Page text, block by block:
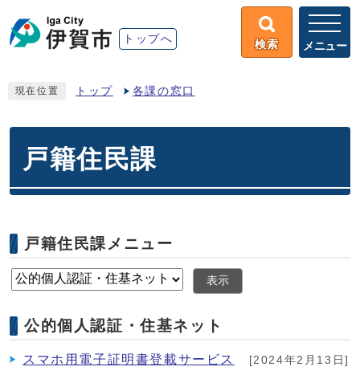
トップへ 検索 メニュー
現在位置 トップ 各課の窓口
戸籍住民課
戸籍住民課メニュー
表示
公的個人認証・住基ネット
スマホ用電子証明書登載サービス [2024年2月13日]